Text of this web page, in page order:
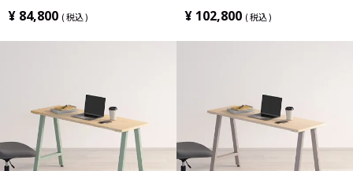
脚 天然木 テーブル 長方形 食卓テーブル
おしゃれ 北欧モダン ダイニング ナチュラ
¥ 84,800 税込
然木 パソコンデスク 切り欠き オフィスデ
スク テレワークデスク 勉強机 おしゃれ
¥ 102,800 税込